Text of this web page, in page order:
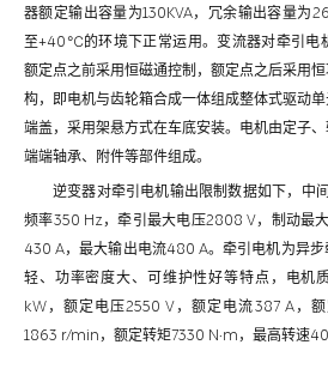
器额定输出容量为130KVA，冗余输出容量为
至+40℃的环境下正常运用。变流器对牵引电
额定点之前采用恒磁通控制，额定点之后采用
构，即电机与齿轮箱合成一体组成整体式驱动
端盖，采用架悬方式在车底安装。电机由定子
端端轴承、附件等部件组成。
逆变器对牵引电机输出限制数据如下，中
频率350 Hz，牵引最大电压2808 V，制动最
430 A，最大输出电流480 A。牵引电机为异
轻、功率密度大、可维护性好等特点，电机
kW，额定电压2550 V，额定电流387 A，
1863 r/min，额定转矩7330 N·m，最高转速